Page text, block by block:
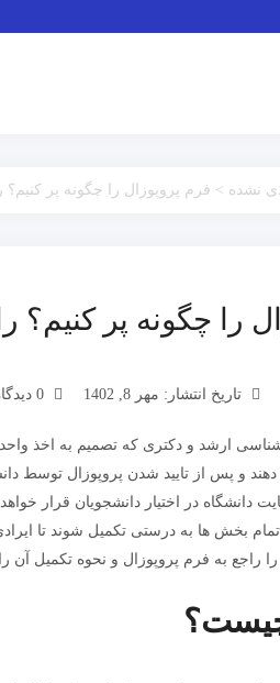
نشده > فرم پروپوزال را چگونه پر کنیم؟
را چگونه پر کنیم؟
تاریخ انتشار: مهر 8, 1402
ارشد و دکتری که تصمیم به اخذ
دهند و پس از تایید شدن پروپوزال توسط
دانشگاه در اختیار دانشجویان قرار
بخش ها به درستی تکمیل شوند تا
راجع به فرم پروپوزال و نحوه تکمیل آن را